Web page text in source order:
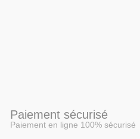
Paiement sécurisé
Paiement en ligne 100% sécurisé